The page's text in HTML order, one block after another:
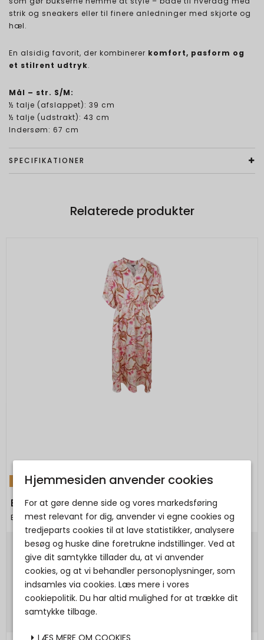
strik og sneakers eller til finere anledninger med skjorte og
hæl.
En alsidig favorit, der kombinerer komfort, pasform og
et stilrent udtryk.
Mål – str. S/M:
½ talje (afslappet): 39 cm
½ talje (udstrakt): 43 cm
Indersøm: 67 cm
SPECIFIKATIONER
Relaterede produkter
TILBUD
Black Colour - BCZELENE raglan dress - Coral
Black Colour
799,00 DKK
559,30 DKK
Vis produkt
Hjemmesiden anvender cookies
For at gøre denne side og vores markedsføring
mest relevant for dig, anvender vi egne cookies og
tredjeparts cookies til at lave statistikker, analysere
besøg og huske dine foretrukne indstillinger. Ved at
give dit samtykke tillader du, at vi anvender
cookies, og at vi behandler personoplysninger, som
indsamles via cookies. Læs mere i vores
cookiepolitik. Du har altid mulighed for at trække dit
samtykke tilbage.
LÆS MERE OM COOKIES